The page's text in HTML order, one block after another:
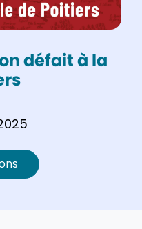
défait à la